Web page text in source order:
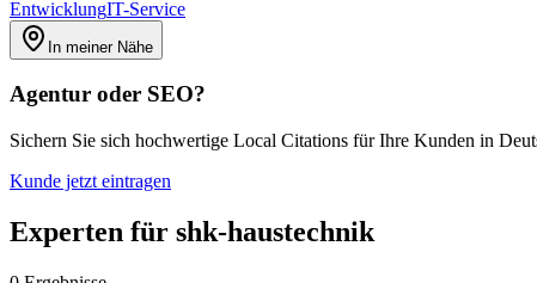
EntwicklungIT-Service
In meiner Nähe
Agentur oder SEO?
Sichern Sie sich hochwertige Local Citations für Ihre Kunden in
Kunde jetzt eintragen
Experten für shk-haustechnik